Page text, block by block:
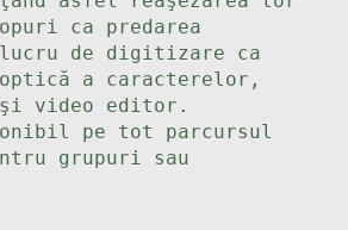
ca predarea
de digitizare ca
optică a caracterelor,
şi video editor.
pe tot parcursul
grupuri sau